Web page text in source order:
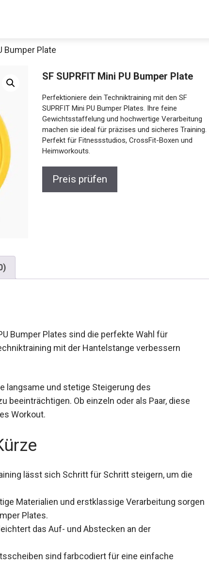
Bumper Plate
SF SUPRFIT Mini PU Bumper Plate
Perfektioniere dein Techniktraining mit den SF
SUPRFIT Mini PU Bumper Plates. Ihre feine
Gewichtsstaffelung und hochwertige Verarbeitung
machen sie ideal für präzises und sicheres Training.
Perfekt für Fitnessstudios, CrossFit-Boxen und
Heimworkouts.
Preis prüfen
Bumper Plates sind die perfekte Wahl für
mit der Hantelstange verbessern
langsame und stetige Steigerung des
beeinträchtigen. Ob einzeln oder als Paar, diese
Workout.
lässt sich Schritt für Schritt steigern, um die
Materialien und erstklassige Verarbeitung sorgen
Plates.
das Auf- und Abstecken an der
sind farbcodiert für eine einfache
Jetzt anschauen